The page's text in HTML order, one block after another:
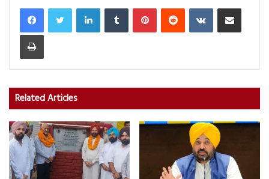
LinkedInTumblr PinterestReddit VKontakteShare via Email
Print
Related Articles